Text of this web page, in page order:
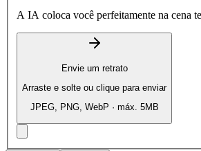
A IA coloca você perfeitamente na cena
Envie um retrato
Arraste e solte ou clique para enviar
JPEG, PNG, WebP · máx. 5MB